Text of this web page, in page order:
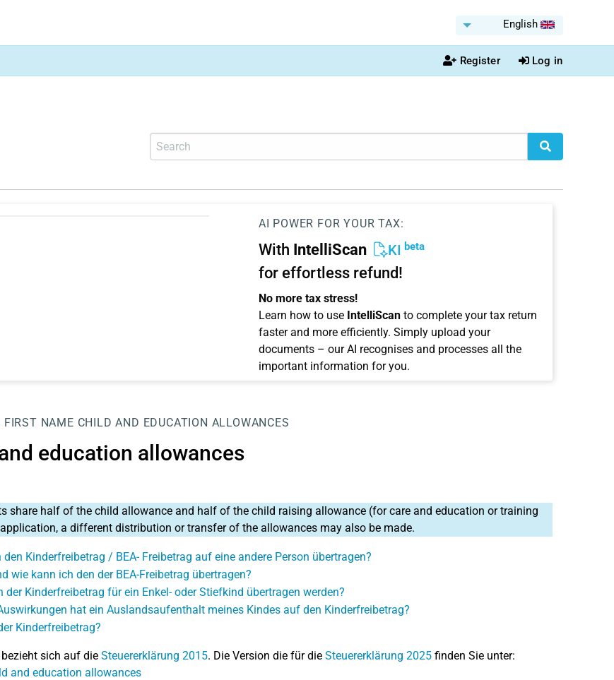
English
Register Log in
AI POWER FOR YOUR TAX:
With IntelliScan KI beta
for effortless refund!
No more tax stress!
Learn how to use IntelliScanto complete your tax return
faster and more efficiently. Simply upload your
documents – our AI recognises and processes all the
important information for you.
FIRST NAME CHILD AND EDUCATION ALLOWANCES
education allowances
share half of the child allowance and half of the child raising allowance (for care and education or training
a different distribution or transfer of the allowances may also be made.
den Kinderfreibetrag / BEA- Freibetrag auf eine andere Person übertragen?
wie kann ich den der BEA-Freibetrag übertragen?
der Kinderfreibetrag für ein Enkel- oder Stiefkind übertragen werden?
hat ein Auslandsaufenthalt meines Kindes auf den Kinderfreibetrag?
Kinderfreibetrag?
bezieht sich auf die Steuererklärung 2015. Die Version die für die Steuererklärung 2025finden Sie unter:
and education allowances